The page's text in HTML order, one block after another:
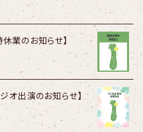
【臨時休業のお知らせ】
便り 【ラジオ出演のお知らせ】